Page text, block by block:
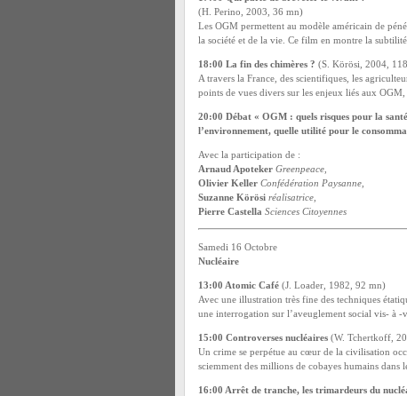
(H. Perino, 2003, 36 mn)
Les OGM permettent au modèle américain de
la société et de la vie. Ce film en montre la
18:00 La fin des chimères ? (S. Körösi, 2004,
A travers la France, des scientifiques, les
points de vues divers sur les enjeux liés aux
20:00 Débat « OGM : quels risques pour la
l’environnement, quelle utilité pour le
Avec la participation de :
Arnaud Apoteker Greenpeace
Olivier Keller Confédération Paysanne
Suzanne Körösi réalisatrice
Pierre Castella Sciences Citoyennes
Samedi 16 Octobre
Nucléaire
13:00 Atomic Café (J. Loader, 1982, 92 mn)
Avec une illustration très fine des techniques
une interrogation sur l’aveuglement social vis- à -
15:00 Controverses nucléaires (W. Tchertkoff,
Un crime se perpétue au cœur de la civilisation
sciemment des millions de cobayes humains dans
16:00 Arrêt de tranche, les trimardeurs du